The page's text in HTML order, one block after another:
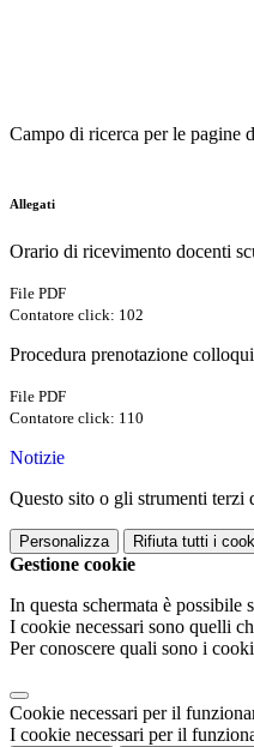
Campo di ricerca per le pagine
Allegati
Orario di ricevimento docenti
File PDF
Contatore click: 102
Procedura prenotazione
File PDF
Contatore click: 110
Notizie
Questo sito o gli strumenti terzi
Personalizza Rifiuta tutti i
Gestione cookie
In questa schermata è possibile
I cookie necessari sono quelli
Per conoscere quali sono i
Cookie necessari per il
I cookie necessari per il